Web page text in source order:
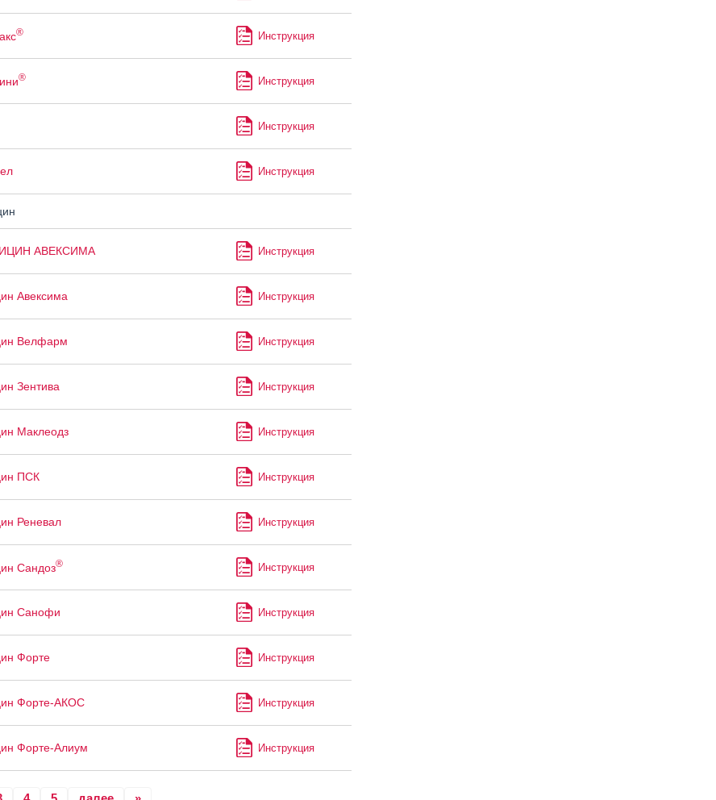
® Инструкция
® Инструкция
Инструкция
Инструкция
АВЕКСИМА Инструкция
Авексима Инструкция
Велфарм Инструкция
Зентива Инструкция
Маклеодз Инструкция
ПСК Инструкция
Реневал Инструкция
Сандоз® Инструкция
Санофи Инструкция
Форте Инструкция
Форте-АКОС Инструкция
Форте-Алиум Инструкция